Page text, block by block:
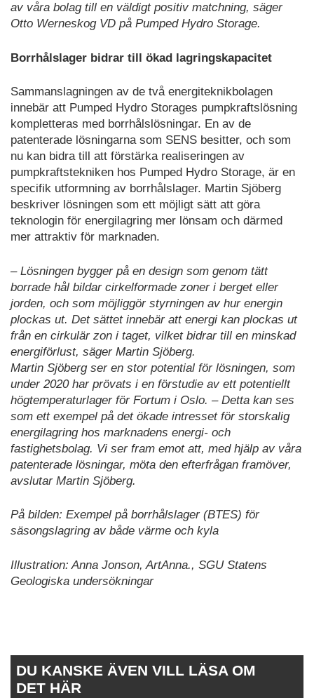
av våra bolag till en väldigt positiv matchning, säger
Otto Werneskog VD på Pumped Hydro Storage.
Borrhålslager bidrar till ökad lagringskapacitet
Sammanslagningen av de två energiteknikbolagen
innebär att Pumped Hydro Storages pumpkraftslösning
kompletteras med borrhålslösningar. En av de
patenterade lösningarna som SENS besitter, och som
nu kan bidra till att förstärka realiseringen av
pumpkraftstekniken hos Pumped Hydro Storage, är en
specifik utformning av borrhålslager. Martin Sjöberg
beskriver lösningen som ett möjligt sätt att göra
teknologin för energilagring mer lönsam och därmed
mer attraktiv för marknaden.
– Lösningen bygger på en design som genom tätt
borrade hål bildar cirkelformade zoner i berget eller
jorden, och som möjliggör styrningen av hur energin
plockas ut. Det sättet innebär att energi kan plockas ut
från en cirkulär zon i taget, vilket bidrar till en minskad
energiförlust, säger Martin Sjöberg.
Martin Sjöberg ser en stor potential för lösningen, som
under 2020 har prövats i en förstudie av ett potentiellt
högtemperaturlager för Fortum i Oslo. – Detta kan ses
som ett exempel på det ökade intresset för storskalig
energilagring hos marknadens energi- och
fastighetsbolag. Vi ser fram emot att, med hjälp av våra
patenterade lösningar, möta den efterfrågan framöver,
avslutar Martin Sjöberg.
På bilden: Exempel på borrhålslager (BTES) för
säsongslagring av både värme och kyla
Illustration: Anna Jonson, ArtAnna., SGU Statens
Geologiska undersökningar
DU KANSKE ÄVEN VILL LÄSA OM
DET HÄR